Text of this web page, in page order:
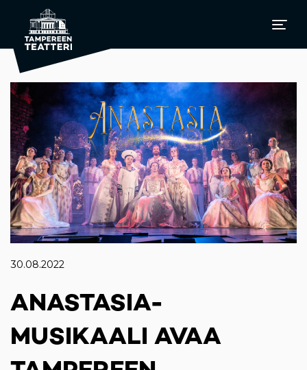
30.08.2022
ANASTASIA-
MUSIKAALI AVAA